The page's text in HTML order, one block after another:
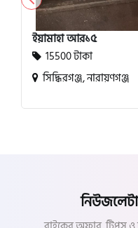
ইয়ামাহা আর১৫
15500 টাকা
সিদ্ধিরগঞ্জ, নারায়ণগঞ্জ